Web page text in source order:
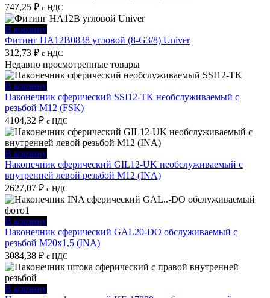
747,25 ₽ с НДС
В корзину
Фитинг HA12B0838 угловой (8-G3/8) Univer
312,73 ₽ с НДС
Недавно просмотренные товары
В корзину
Наконечник сферический SSI12-TK необслуживаемый с
резьбой M12 (FSK)
4104,32 ₽ с НДС
В корзину
Наконечник сферический GIL12-UK необслуживаемый с
внутренней левой резьбой M12 (INA)
2627,07 ₽ с НДС
В корзину
Наконечник сферический GAL20-DO обслуживаемый с
резьбой M20x1,5 (INA)
3084,38 ₽ с НДС
В корзину